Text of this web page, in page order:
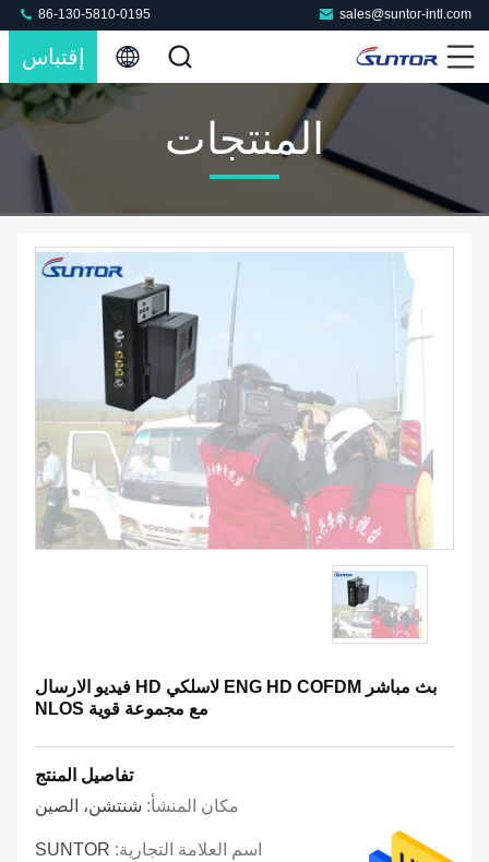
sales@suntor-intl.com
86-130-5810-0195
إقتباس
المنتجات
بث مباشر ENG HD COFDM لاسلكي HD فيديو الارسال
مع مجموعة قوية NLOS
تفاصيل المنتج
مكان المنشأ: شنتشن، الصين
اسم العلامة التجارية: SUNTOR